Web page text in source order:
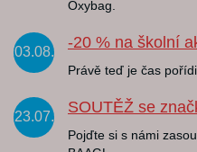
Oxybag.
03.08.
-20 % na školní
Právě teď je čas
23.07.
SOUTĚŽ se
Pojďte si s námi